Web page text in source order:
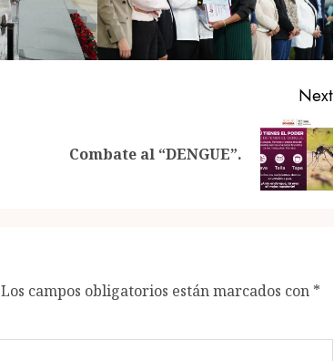
Next
Combate al “DENGUE”.
Los campos obligatorios están marcados con *